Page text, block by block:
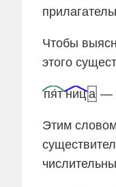
Чтобы
этого
пя́т ниц а —
Этим